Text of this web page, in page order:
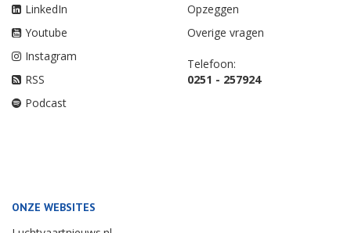
LinkedIn
Youtube
Instagram
RSS
Podcast
Opzeggen
Overige vragen
Telefoon:
0251 - 257924
ONZE WEBSITES